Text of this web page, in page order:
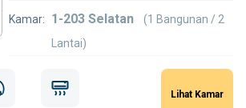
Kamar: 1-203 Selatan
(1 Bangunan / 2
Lantai)
Lihat Kamar